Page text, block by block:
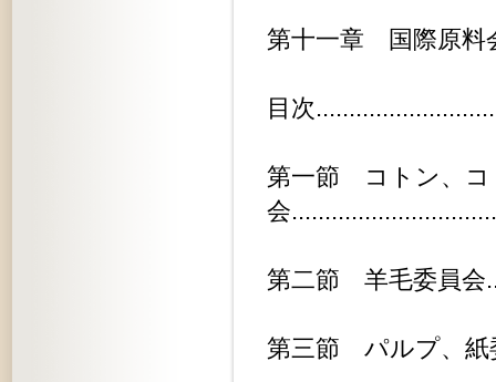
第十一章 国際原料
目次
第一節 コトン、コ
会
第二節 羊毛委員会
第三節 パルプ、紙